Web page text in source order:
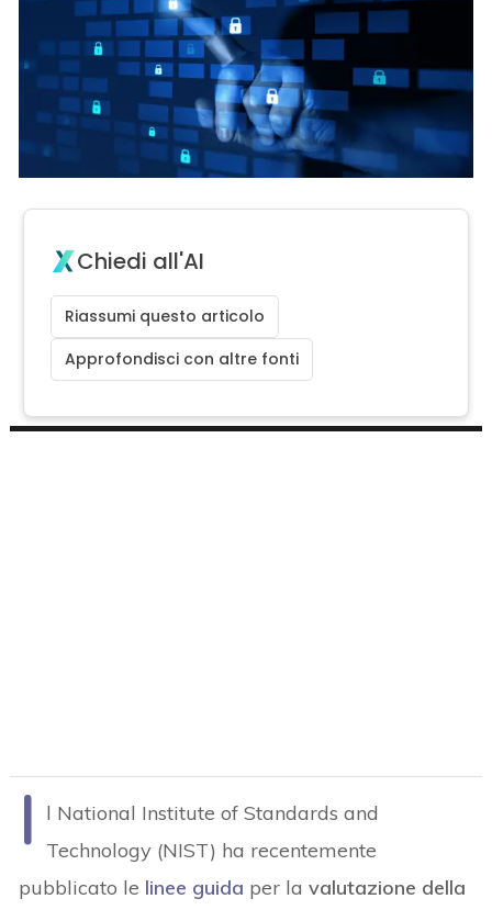
Chiedi all'AI
Riassumi questo articolo
Approfondisci con altre fonti
I
l National Institute of Standards and
Technology (NIST) ha recentemente
pubblicato le linee guida per lavalutazione della